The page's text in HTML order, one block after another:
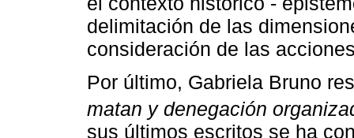
delimitación de las
consideración de las
Por último, Gabriela Bruno
matan y denegación
sus últimos escritos se ha